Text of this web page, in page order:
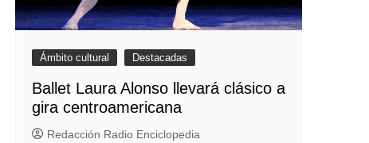
Ámbito cultural Destacadas
Ballet Laura Alonso llevará clásico a
gira centroamericana
Redacción Radio Enciclopedia